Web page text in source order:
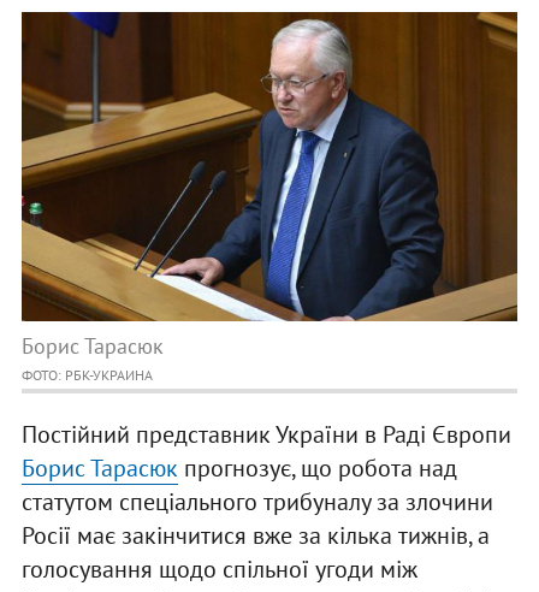
Борис Тарасюк
ФОТО: РБК-УКРАИНА
Постійний представник України в Раді Європи
Борис Тарасюк прогнозує, що робота над
статутом спеціального трибуналу за злочини
Росії має закінчитися вже за кілька тижнів, а
голосування щодо спільної угоди між